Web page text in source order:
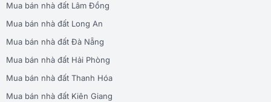
Mua bán nhà đất Lâm Đồng
Mua bán nhà đất Long An
Mua bán nhà đất Đà Nẵng
Mua bán nhà đất Hải Phòng
Mua bán nhà đất Thanh Hóa
Mua bán nhà đất Kiên Giang